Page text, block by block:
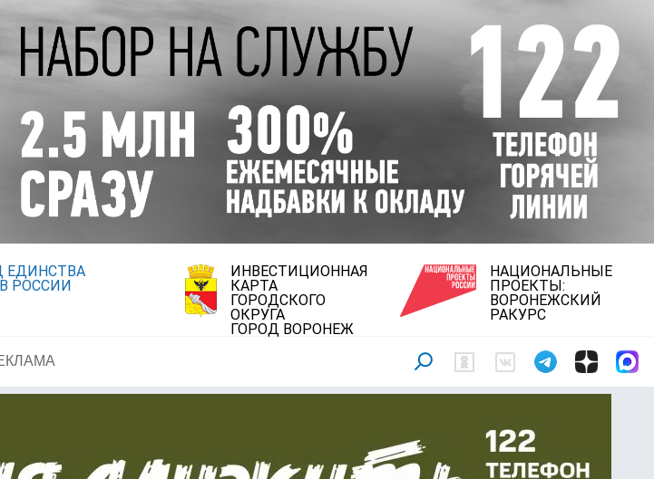
ЕДИНСТВА
РОССИИ
ИНВЕСТИЦИОННАЯ
КАРТА
ГОРОДСКОГО
ОКРУГА
ГОРОД ВОРОНЕЖ
НАЦИОНАЛЬНЫЕ
ПРОЕКТЫ:
ВОРОНЕЖСКИЙ
РАКУРС